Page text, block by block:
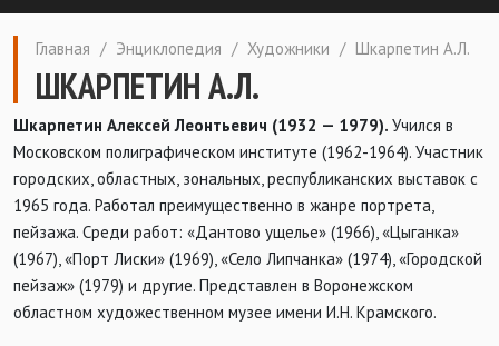
Главная / Энциклопедия / Художники / Шкарпетин А.Л.
ШКАРПЕТИН А.Л.
Шкарпетин Алексей Леонтьевич (1932 — 1979). Учился в
Московском полиграфическом институте (1962-1964). Участник
городских, областных, зональных, республиканских выставок с
1965 года. Работал преимущественно в жанре портрета,
пейзажа. Среди работ: «Дантово ущелье» (1966), «Цыганка»
(1967), «Порт Лиски» (1969), «Село Липчанка» (1974), «Городской
пейзаж» (1979) и другие. Представлен в Воронежском
областном художественном музее имени И.Н. Крамского.